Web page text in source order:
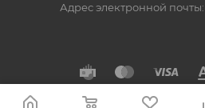
Адрес электронной